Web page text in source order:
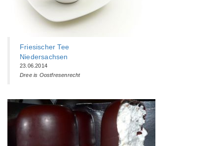
Friesischer Tee
Niedersachsen
23.06.2014
Dree is Oostfresenrecht